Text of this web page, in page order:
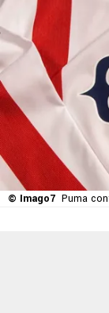
© Imago7 Puma